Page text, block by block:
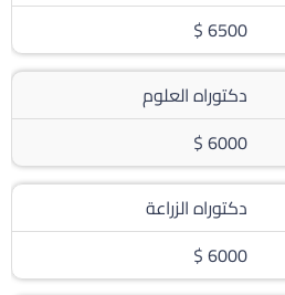
6500 $
دكتوراه العلوم
6000 $
دكتوراه الزراعة
6000 $